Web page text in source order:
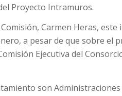
Proyecto Intramuros.
Carmen Heras,
a pesar de que sobre
Ejecutiva del
son